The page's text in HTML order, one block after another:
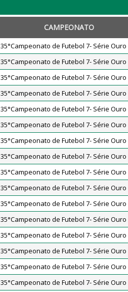
CAMPEONATO
35°Campeonato de Futebol 7- Série Ouro
35°Campeonato de Futebol 7- Série Ouro
35°Campeonato de Futebol 7- Série Ouro
35°Campeonato de Futebol 7- Série Ouro
35°Campeonato de Futebol 7- Série Ouro
35°Campeonato de Futebol 7- Série Ouro
35°Campeonato de Futebol 7- Série Ouro
35°Campeonato de Futebol 7- Série Ouro
35°Campeonato de Futebol 7- Série Ouro
35°Campeonato de Futebol 7- Série Ouro
35°Campeonato de Futebol 7- Série Ouro
35°Campeonato de Futebol 7- Série Ouro
35°Campeonato de Futebol 7- Série Ouro
35°Campeonato de Futebol 7- Série Ouro
35°Campeonato de Futebol 7- Série Ouro
35°Campeonato de Futebol 7- Série Ouro